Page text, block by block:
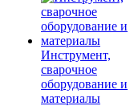
Инструмент,
сварочное
оборудование и
материалы